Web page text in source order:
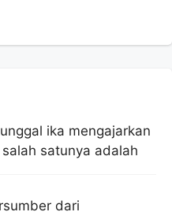
ika mengajarkan
satunya adalah
dari